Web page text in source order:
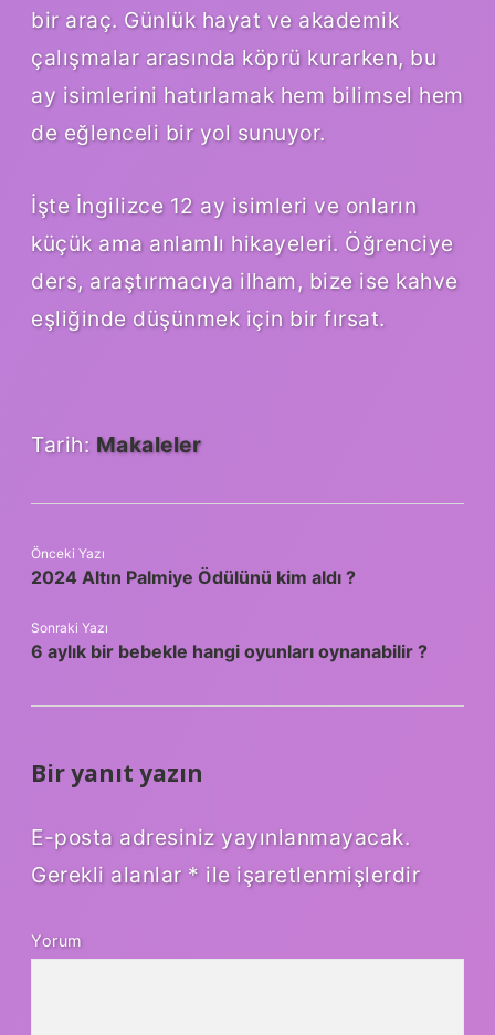
bir araç. Günlük hayat ve akademik
çalışmalar arasında köprü kurarken, bu
ay isimlerini hatırlamak hem bilimsel hem
de eğlenceli bir yol sunuyor.
İşte İngilizce 12 ay isimleri ve onların
küçük ama anlamlı hikayeleri. Öğrenciye
ders, araştırmacıya ilham, bize ise kahve
eşliğinde düşünmek için bir fırsat.
Tarih: Makaleler
Önceki Yazı
2024 Altın Palmiye Ödülünü kim aldı ?
Sonraki Yazı
6 aylık bir bebekle hangi oyunları oynanabilir ?
Bir yanıt yazın
E-posta adresiniz yayınlanmayacak.
Gerekli alanlar * ile işaretlenmişlerdir
Yorum